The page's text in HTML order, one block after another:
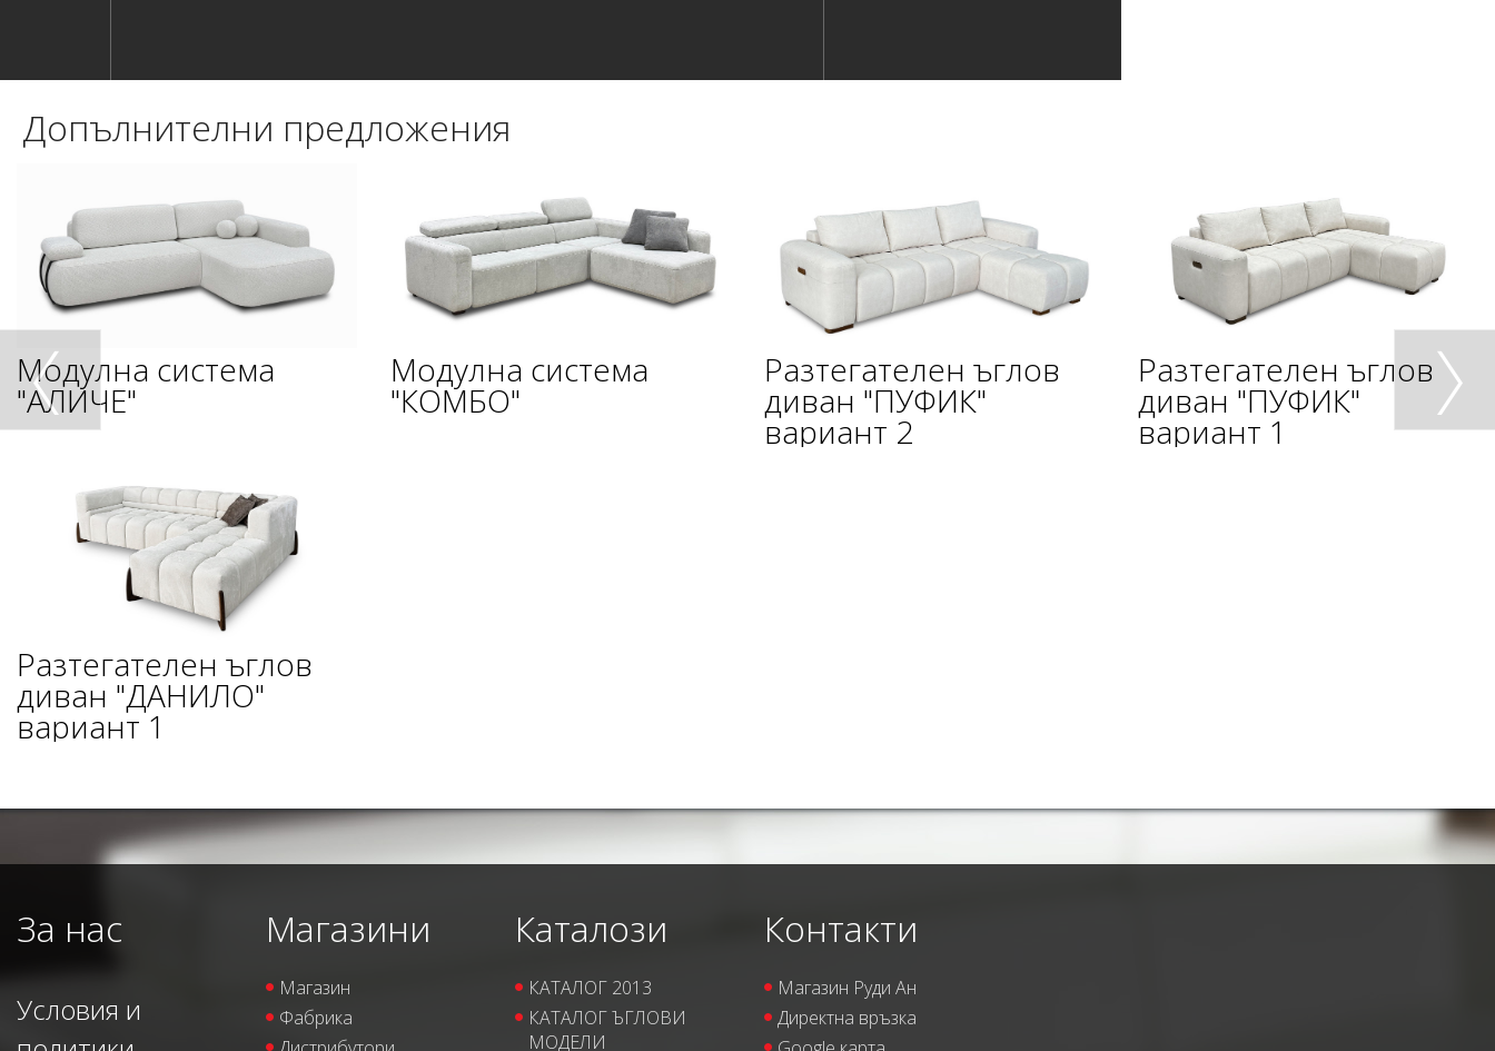
Допълнителни предложения
Модулна система
"АЛИЧЕ"
Модулна система
"КОМБО"
Разтегателен ъглов
диван "ПУФИК"
вариант 2
Разтегателен ъглов
диван "ПУФИК"
вариант 1
Разтегателен ъглов
диван "ДАНИЛО"
вариант 1
За нас
Условия и
Магазини
Магазин
Фабрика
Каталози
КАТАЛОГ 2013
КАТАЛОГ ЪГЛОВИ
МОДЕЛИ
Контакти
Магазин Руди Ан
Директна връзка